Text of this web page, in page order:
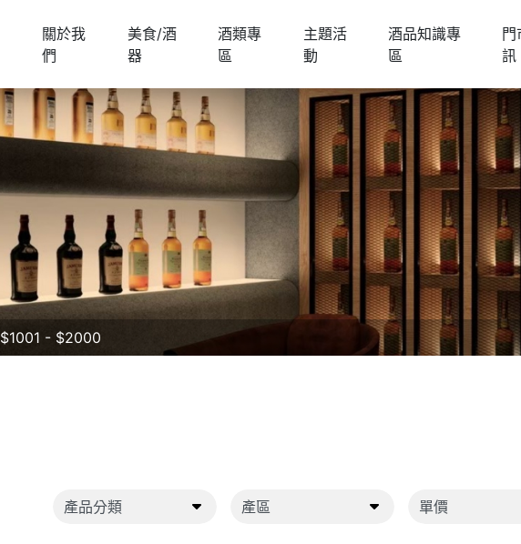
關於我
們
美食/酒
器
酒類專
區
主題活
動
酒品知識專
區
門
訊
$1001 - $2000